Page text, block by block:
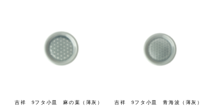
吉祥 9フタ小皿 麻の葉（薄灰） 吉祥 9フタ小皿 青海波（薄灰）